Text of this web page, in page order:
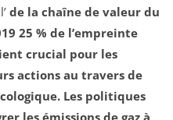
de la chaîne de valeur du
25 % de l’empreinte
crucial pour les
actions au travers de
. Les politiques